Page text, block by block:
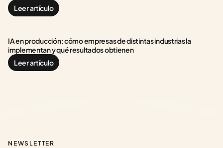
Leer artículo
IA en producción: cómo empresas de distintas industrias la
implementan y qué resultados obtienen
Leer artículo
NEWSLETTER